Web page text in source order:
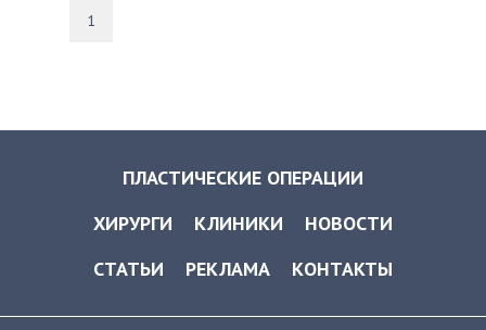
1
ПЛАСТИЧЕСКИЕ ОПЕРАЦИИ
ХИРУРГИ
КЛИНИКИ
НОВОСТИ
СТАТЬИ
РЕКЛАМА КОНТАКТЫ